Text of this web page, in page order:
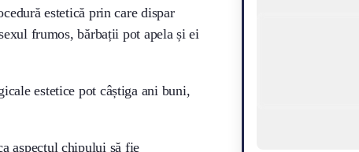
estetică prin care dispar
frumos, bărbații pot apela și ei
estetice pot câștiga ani buni,
aspectul chipului să fie